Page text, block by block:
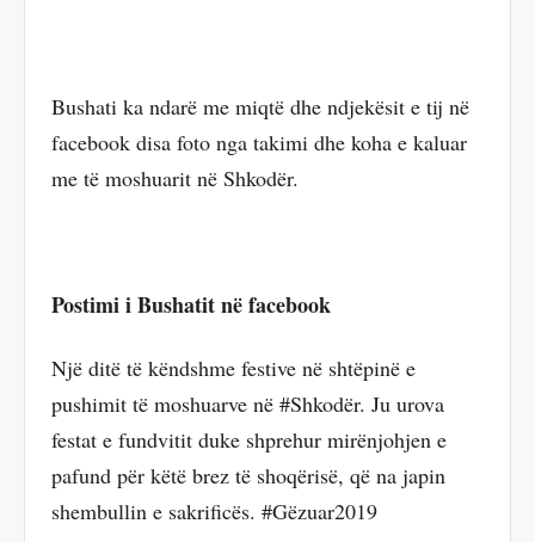
Bushati ka ndarë me miqtë dhe ndjekësit e tij në
facebook disa foto nga takimi dhe koha e kaluar
me të moshuarit në Shkodër.
Postimi i Bushatit në facebook
Një ditë të këndshme festive në shtëpinë e
pushimit të moshuarve në #Shkodër. Ju urova
festat e fundvitit duke shprehur mirënjohjen e
pafund për këtë brez të shoqërisë, që na japin
shembullin e sakrificës. #Gëzuar2019